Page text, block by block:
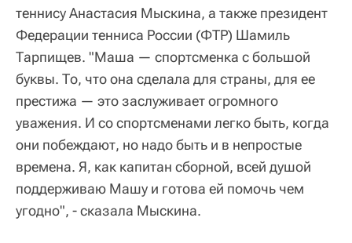
теннису Анастасия Мыскина, а также президент
Федерации тенниса России (ФТР) Шамиль
Тарпищев. "Маша — спортсменка с большой
буквы. То, что она сделала для страны, для ее
престижа — это заслуживает огромного
уважения. И со спортсменами легко быть, когда
они побеждают, но надо быть и в непростые
времена. Я, как капитан сборной, всей душой
поддерживаю Машу и готова ей помочь чем
угодно", - сказала Мыскина.